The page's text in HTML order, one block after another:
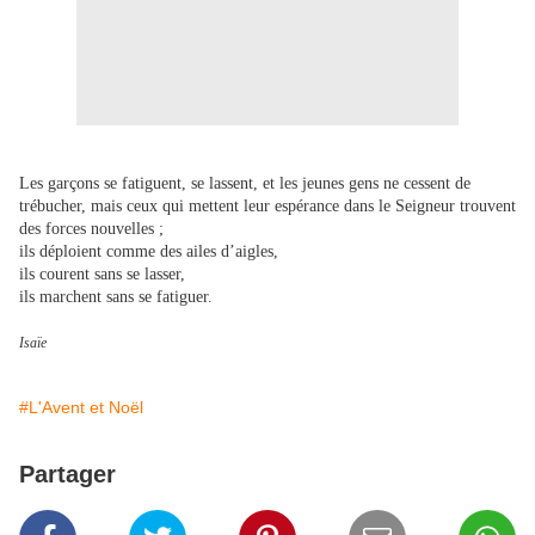
Les garçons se fatiguent, se lassent, et les jeunes gens ne cessent de
trébucher, mais ceux qui mettent leur espérance dans le Seigneur trouvent
des forces nouvelles ;
ils déploient comme des ailes d’aigles,
ils courent sans se lasser,
ils marchent sans se fatiguer.
Isaïe
#L'Avent et Noël
Partager